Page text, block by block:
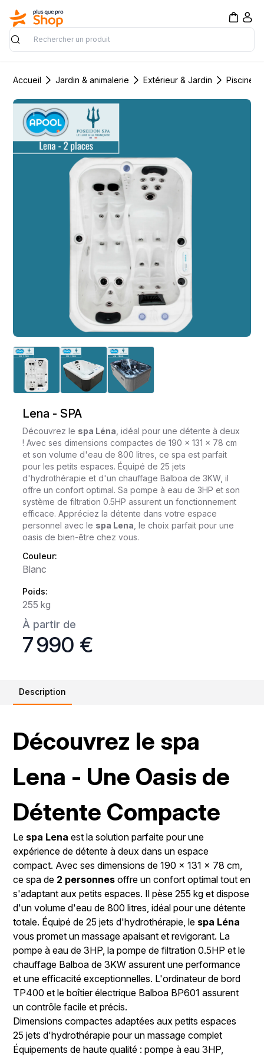
Rechercher
Accueil Jardin & animalerie Extérieur & Jardin Piscine &
Lena - SPA
Découvrez le spa Léna , idéal pour une détente à deux
! Avec ses dimensions compactes de 190 x 131 x 78 cm
et son volume d'eau de 800 litres, ce spa est parfait
pour les petits espaces. Équipé de 25 jets
d'hydrothérapie et d'un chauffage Balboa de 3KW, il
offre un confort optimal. Sa pompe à eau de 3HP et son
système de filtration 0.5HP assurent un fonctionnement
efficace. Appréciez la détente dans votre espace
personnel avec le spa Lena , le choix parfait pour une
oasis de bien-être chez vous.
Couleur:
Blanc
Poids:
255 kg
À partir de
7 990 €
Description
Découvrez le spa
Lena - Une Oasis de
Détente Compacte
Le spa Lena est la solution parfaite pour une
expérience de détente à deux dans un espace
compact. Avec ses dimensions de 190 x 131 x 78 cm,
ce spa de 2 personnes offre un confort optimal tout en
s'adaptant aux petits espaces. Il pèse 255 kg et dispose
d'un volume d'eau de 800 litres, idéal pour une détente
totale. Équipé de 25 jets d'hydrothérapie, le spa Léna
vous promet un massage apaisant et revigorant. La
pompe à eau de 3HP, la pompe de filtration 0.5HP et le
chauffage Balboa de 3KW assurent une performance
et une efficacité exceptionnelles. L'ordinateur de bord
TP400 et le boîtier électrique Balboa BP601 assurent
un contrôle facile et précis.
Dimensions compactes adaptées aux petits espaces
25 jets d'hydrothérapie pour un massage complet
Équipements de haute qualité : pompe à eau 3HP,